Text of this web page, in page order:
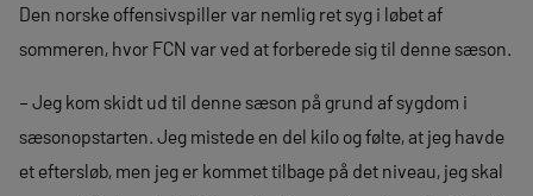
Den norske offensivspiller var nemlig ret syg i løbet af
sommeren, hvor FCN var ved at forberede sig til denne sæson.
– Jeg kom skidt ud til denne sæson på grund af sygdom i
sæsonopstarten. Jeg mistede en del kilo og følte, at jeg havde
et eftersløb, men jeg er kommet tilbage på det niveau, jeg skal